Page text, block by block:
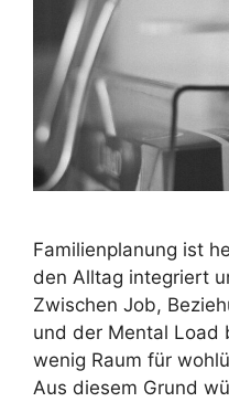
Familienplanung ist
den Alltag integriert
Zwischen Job,
und der Mental Load
wenig Raum für
Aus diesem Grund